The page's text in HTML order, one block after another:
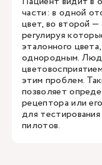
части: в одной
цвет, во второй —
регулируя
эталонного
однородным.
этим проблем.
позволяет
рецептора или
для
пилотов.